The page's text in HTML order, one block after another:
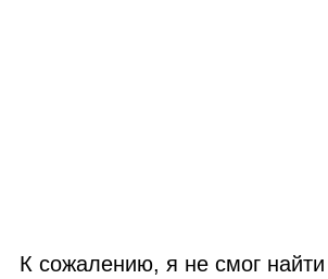
К сожалению, я не смог найти